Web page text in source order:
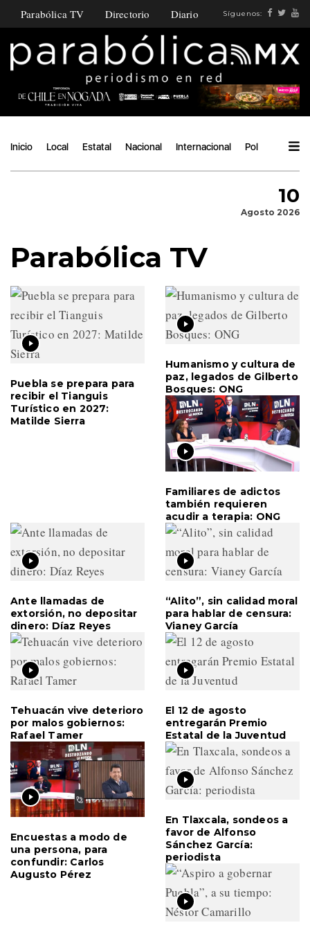
Parabólica TV Directorio Diario Síguenos:
Inicio Local Estatal Nacional Internacional Política
10
Agosto 2026
Parabólica TV
Puebla se prepara para
recibir el Tianguis
Turístico en 2027:
Matilde Sierra
Humanismo y cultura de
paz, legados de Gilberto
Bosques: ONG
Familiares de adictos
también requieren
acudir a terapia: ONG
Ante llamadas de
extorsión, no depositar
dinero: Díaz Reyes
“Alito”, sin calidad moral
para hablar de censura:
Vianey García
Tehuacán vive deterioro
por malos gobiernos:
Rafael Tamer
El 12 de agosto
entregarán Premio
Estatal de la Juventud
Encuestas a modo de
una persona, para
confundir: Carlos
Augusto Pérez
En Tlaxcala, sondeos a
favor de Alfonso
Sánchez García:
periodista